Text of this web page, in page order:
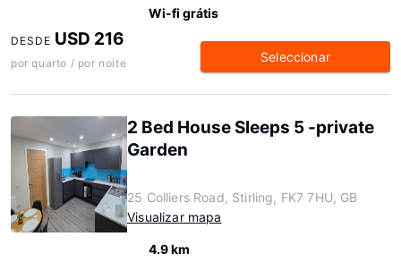
Wi-fi grátis
DESDE USD 216
por quarto / por noite Seleccionar
2 Bed House Sleeps 5 -private
Garden
25 Colliers Road, Stirling, FK7 7HU, GB
Visualizar mapa
4.9 km